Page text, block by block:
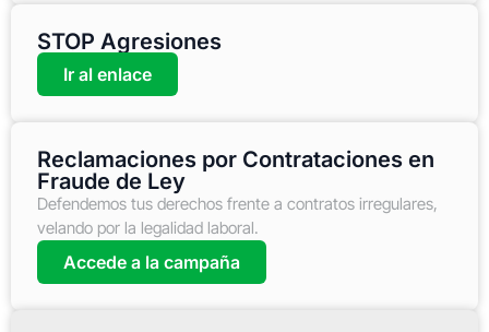
STOP Agresiones
Ir al enlace
Reclamaciones por Contrataciones en
Fraude de Ley
Defendemos tus derechos frente a contratos irregulares,
velando por la legalidad laboral.
Accede a la campaña